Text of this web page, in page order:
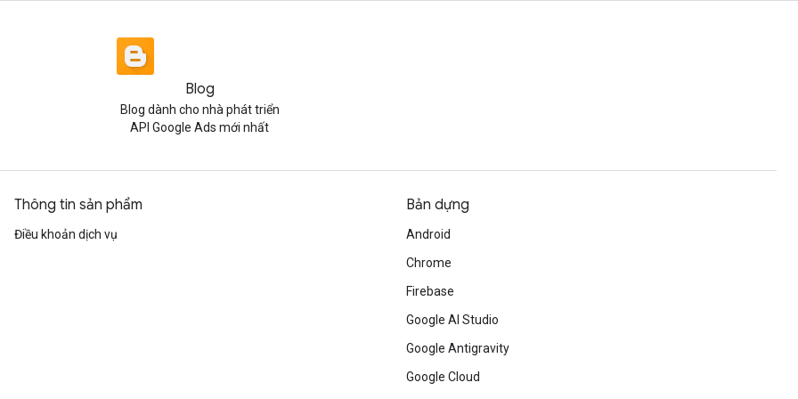
Blog
Blog dành cho nhà phát triển
API Google Ads mới nhất
Thông tin sản phẩm
Điều khoản dịch vụ
Bản dựng
Android
Chrome
Firebase
Google AI Studio
Google Antigravity
Google Cloud